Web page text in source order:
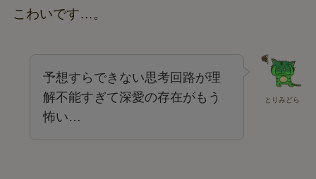
こわいです…。
とりみどら
予想すらできない思考回路が理
解不能すぎて深愛の存在がもう
怖い…